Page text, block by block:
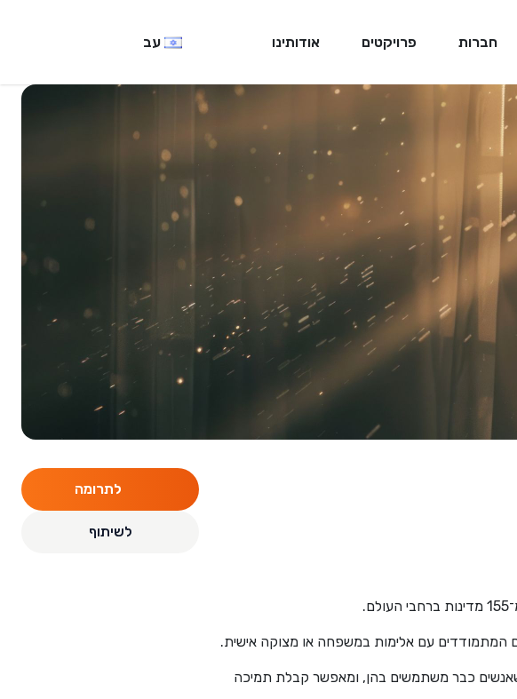
חברות פרויקטים אודותינו עב
לתרומה
לשיתוף
המתמודדים עם אלימות במשפחה או מצוקה אישית.
כבר משתמשים בהן, ומאפשר קבלת תמיכה